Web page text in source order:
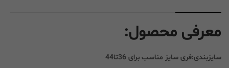
معرفی محصول:
سایزبندی:فری سایز مناسب برای 36تا44